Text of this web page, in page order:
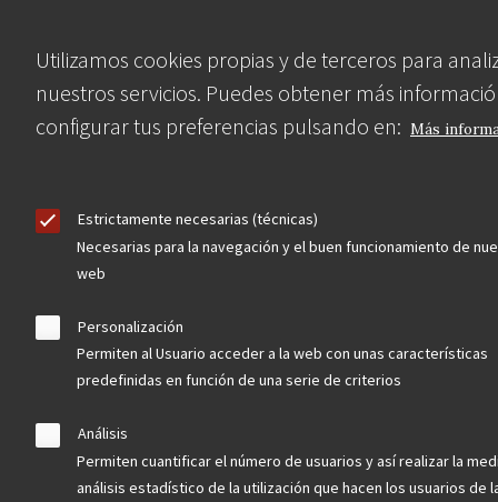
Utilizamos cookies propias y de terceros para
nuestros servicios. Puedes obtener más
configurar tus preferencias pulsando en: Más
Estrictamente necesarias (técnicas)
Necesarias para la navegación y el buen funcionamiento de
web
Personalización
Permiten al Usuario acceder a la web con unas características
predefinidas en función de una serie de criterios
Análisis
Permiten cuantificar el número de usuarios y así realizar la
análisis estadístico de la utilización que hacen los usuarios de
buscador avanzado